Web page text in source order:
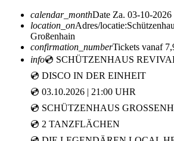
calendar_monthDate Za. 03-10-2026
location_onAdres/locatie:
Großenhain
confirmation_numberTickets vanaf
info💿 SCHÜTZENHAUS
💿 DISCO IN DER EINHEIT
💿 03.10.2026 | 21:00 UHR
💿 SCHÜTZENHAUS
💿 2 TANZFLÄCHEN